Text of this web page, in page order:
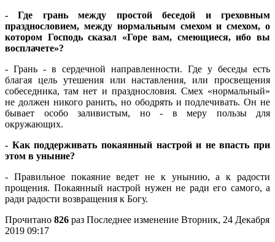
- Где грань между простой беседой и греховным
празднословием, между нормальным смехом и смехом, о
котором Господь сказал «Горе вам, смеющиеся, ибо вы
восплачете»?
- Грань - в сердечной направленности. Где у беседы есть
благая цель утешения или наставления, или просвещения
собеседника, там нет и празднословия. Смех «нормальный»
не должен никого ранить, но ободрять и подлечивать. Он не
бывает особо заливистым, но - в меру пользы для
окружающих.
- Как поддерживать покаянный настрой и не впасть при
этом в уныние?
- Правильное покаяние ведет не к унынию, а к радости
прощения. Покаянный настрой нужен не ради его самого, а
ради радости возвращения к Богу.
Прочитано 826 раз Последнее изменение Вторник, 24 Декабря
2019 09:17